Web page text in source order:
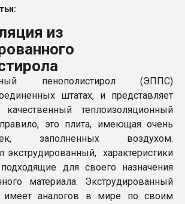
ПЕРЕЙТИ НА
из
пенополистирол (ЭППС)
штатах, и представляет
теплоизоляционный
это плита, имеющая очень
заполненных воздухом.
экструдированный, характеристики
для своего назначения
материала. Экструдированный
имеет аналогов в мире по своим